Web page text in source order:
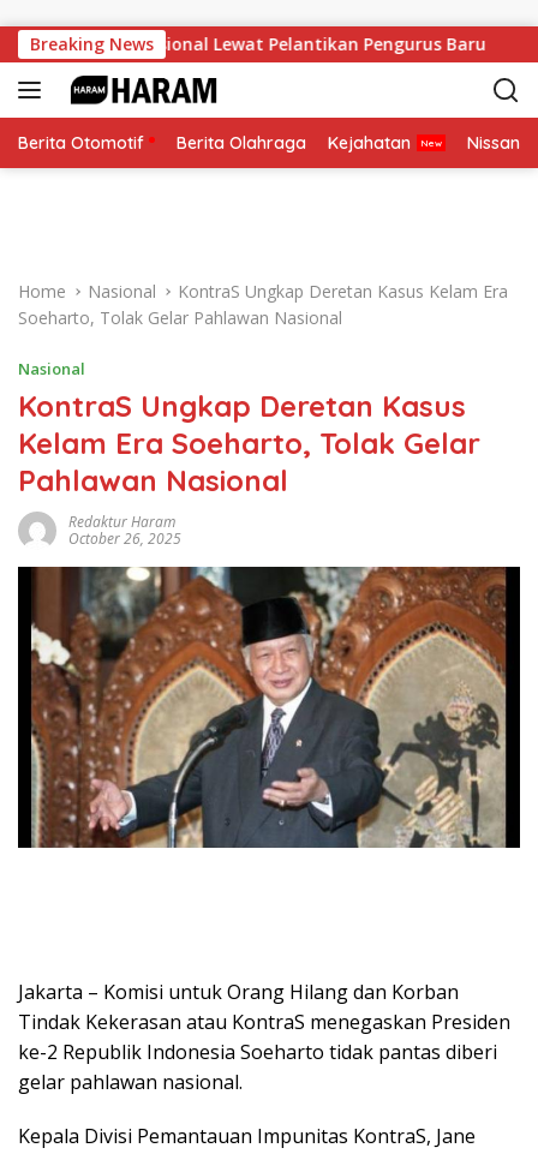
Breaking News
Nasional Lewat Pelantikan Pengurus Baru
Berita Otomotif Berita Olahraga Kejahatan Nissan
Home Nasional
KontraS Ungkap Deretan Kasus Kelam Era
Soeharto, Tolak Gelar Pahlawan Nasional
Nasional
KontraS Ungkap Deretan Kasus
Kelam Era Soeharto, Tolak Gelar
Pahlawan Nasional
Redaktur Haram
October 26, 2025
Jakarta – Komisi untuk Orang Hilang dan Korban
Tindak Kekerasan atau KontraS menegaskan Presiden
ke-2 Republik Indonesia Soeharto tidak pantas diberi
gelar pahlawan nasional.
Kepala Divisi Pemantauan Impunitas KontraS, Jane